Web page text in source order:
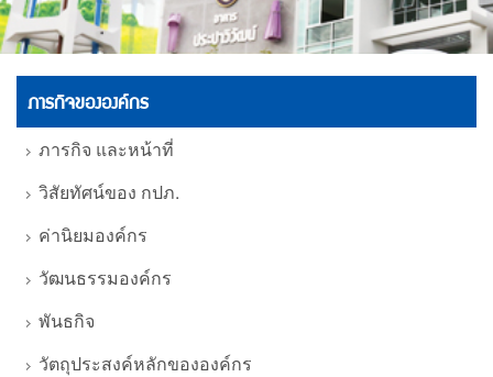
ภารกิจขององค์กร
ภารกิจ และหน้าที่
วิสัยทัศน์ของ กปภ.
ค่านิยมองค์กร
วัฒนธรรมองค์กร
พันธกิจ
วัตถุประสงค์หลักขององค์กร